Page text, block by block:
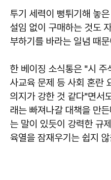
투기 세력이 뻥튀기해 놓
설임 없이 구매하는 것도
부하기를 바라는 일념 때
한 베이징 소식통은 "시
사교육 문제 등 사회 혼란
의지가 강한 것 같다"면서
래는 빠져나갈 대책을
는 말이 있듯이 강력한 규
육열을 잠재우기는 쉽지